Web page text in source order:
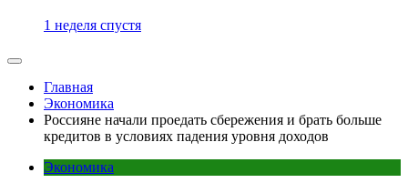
1 неделя спустя
Главная
Экономика
Россияне начали проедать сбережения и брать больше
кредитов в условиях падения уровня доходов
Экономика